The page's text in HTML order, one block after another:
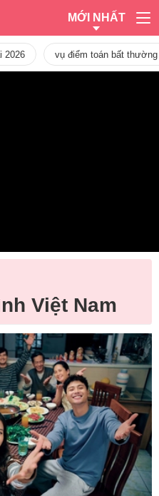
MỚI NHẤT
2026 vụ điểm toán bất
Việt Nam